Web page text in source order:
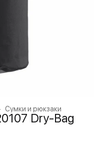
Сумки и рюкзаки
Dry-Bag